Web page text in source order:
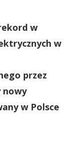
w
w
przez
nowy
w Polsce